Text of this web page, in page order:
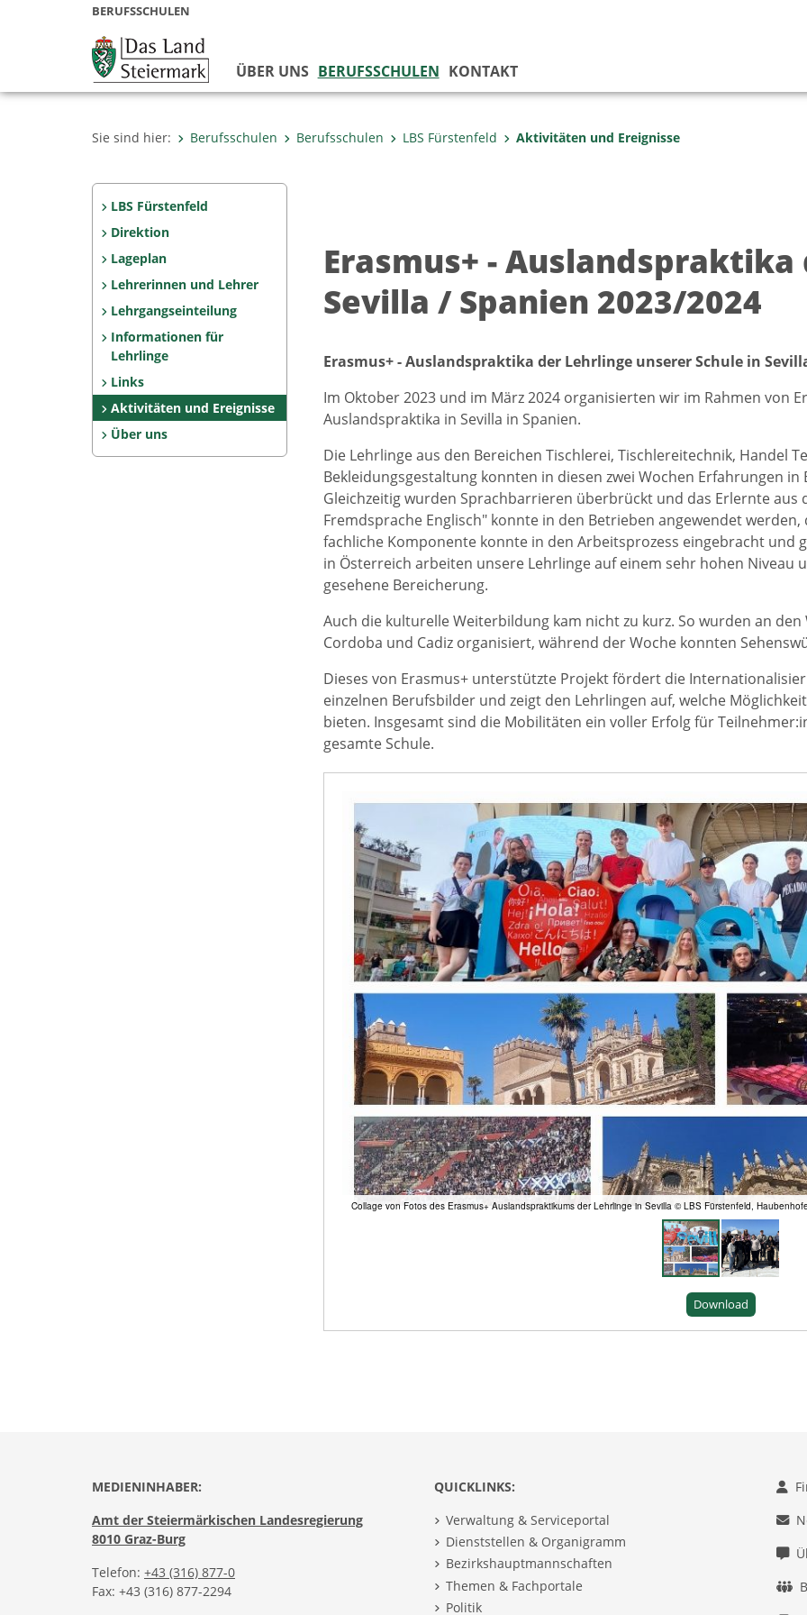
BERUFSSCHULEN
ÜBER UNS BERUFSSCHULEN KONTAKT
Sie sind hier: Berufsschulen Berufsschulen LBS Fürstenfeld Aktivitäten und Ereignisse
LBS Fürstenfeld
Direktion
Lageplan
Lehrerinnen und Lehrer
Lehrgangseinteilung
Informationen für
Lehrlinge
Links
Aktivitäten und Ereignisse
Über uns
Erasmus+ -
Sevilla / Spanien 2023/2024
Erasmus+ - Auslandspraktika der Lehrlinge unserer Schule in
Im Oktober 2023 und im März 2024 organisierten wir im Rahmen von
Auslandspraktika in Sevilla in Spanien.
Die Lehrlinge aus den Bereichen Tischlerei, Tischlereitechnik, Handel
Bekleidungsgestaltung konnten in diesen zwei Wochen Erfahrungen
Gleichzeitig wurden Sprachbarrieren überbrückt und das Erlernte aus
Fremdsprache Englisch" konnte in den Betrieben angewendet
fachliche Komponente konnte in den Arbeitsprozess eingebracht und
in Österreich arbeiten unsere Lehrlinge auf einem sehr hohen Niveau
gesehene Bereicherung.
Auch die kulturelle Weiterbildung kam nicht zu kurz. So wurden an
Cordoba und Cadiz organisiert, während der Woche konnten
Dieses von Erasmus+ unterstützte Projekt fördert die
einzelnen Berufsbilder und zeigt den Lehrlingen auf, welche
bieten. Insgesamt sind die Mobilitäten ein voller Erfolg für
gesamte Schule.
Collage von Fotos des Erasmus+ Auslandspraktikums der Lehrlinge in Sevilla © LBS Fürstenfeld,
Download
MEDIENINHABER:
Amt der Steiermärkischen Landesregierung
8010 Graz-Burg
Telefon: +43 (316) 877-0
Fax: +43 (316) 877-2294
QUICKLINKS:
Verwaltung & Serviceportal
Dienststellen & Organigramm
Bezirkshauptmannschaften
Themen & Fachportale
Politik